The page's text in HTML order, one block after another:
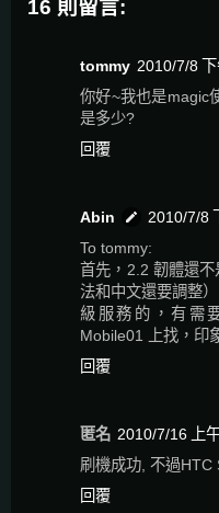
16 則留言:
tommy 2010/7/8 下
你好~我也是magic
是多少?
回覆
Abin
2010/7/8
To tommy:
首先，2.2 韌體還
法和中文還要調整
級服務的，有需
Mobile01 上找，印
回覆
匿名 2010/7/16 上
刷機成功, 不過HTC
回覆